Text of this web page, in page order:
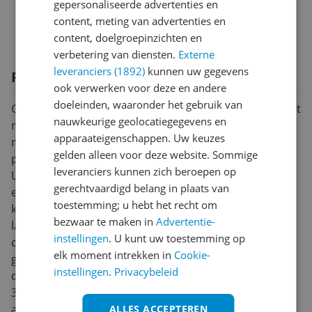
Technische specificaties
Productomschrijving
Gedetailleerde, op afstand bestuurbare tractor van het
merk Claas voor het 25-jarig jubileum van het Xerion-
model met speciale opdruk om mee te spelen en
plezier aan te beleven, besturing via Bluetooth-app -
Uitgebreide functies: 6 versnellingen schakelbaar,
elektronische achterkoppeling, voorwiel-, vierwiel- en
krabbesturing mogelijk, draaibare cabine, 22 LED-
lampen - Zeer stabiel: een groot deel van de
carrosserie is van metaal; banden van zacht rubber;
geschikt voor tegels, parket en zelfs tapijt; zeer veilig
dankzij automatische uitschakeling - Tractor werkt op
3x AA-batterijen; eenvoudige besturing: besturing van
gepersonaliseerde advertenties en
content, meting van advertenties en
content, doelgroepinzichten en
verbetering van diensten. Externe
leveranciers (1892) kunnen uw gegevens
ook verwerken voor deze en andere
doeleinden, waaronder het gebruik van
nauwkeurige geolocatiegegevens en
apparaateigenschappen. Uw keuzes
gelden alleen voor deze website. Sommige
leveranciers kunnen zich beroepen op
gerechtvaardigd belang in plaats van
toestemming; u hebt het recht om
bezwaar te maken inAdvertentie-
instellingen. U kunt uw toestemming op
elk moment intrekken in Cookie-
instellingen. Privacybeleid
ALLES ACCEPTEREN